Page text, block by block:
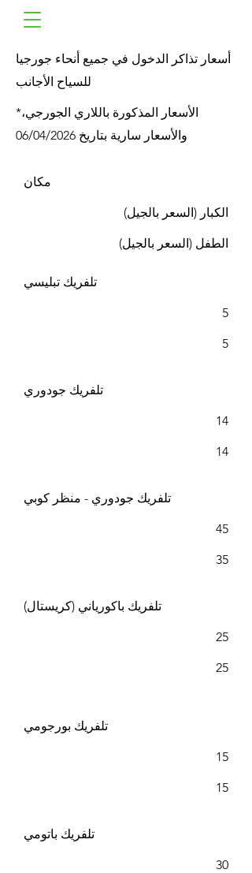
أسعار تذاكر الدخول في جميع أنحاء جورجيا
للسياح الأجانب
*الأسعار المذكورة باللاري الجورجي،
والأسعار سارية بتاريخ 06/04/2026
مكان
الكبار (السعر بالجيل)
الطفل (السعر بالجيل)
تلفريك تبليسي
5
5
تلفريك جودوري
14
14
تلفريك جودوري - منظر كوبي
45
35
تلفريك باكورياني (كريستال)
25
25
تلفريك بورجومي
15
15
تلفريك باتومي
30